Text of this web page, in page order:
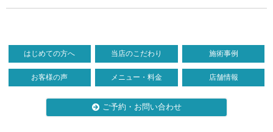
はじめての方へ 当店のこだわり 施術事例
お客様の声 メニュー・料金 店舗情報
ご予約・お問い合わせ